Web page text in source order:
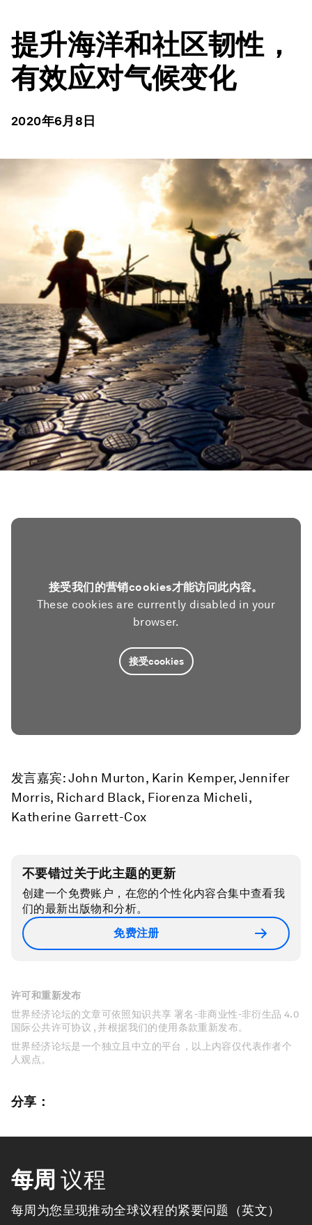
提升海洋和社区韧性，
有效应对气候变化
2020年6月8日
接受我们的营销cookies才能访问此内容。
These cookies are currently disabled in your
browser.
接受cookies
发言嘉宾: John Murton, Karin Kemper, Jennifer
Morris, Richard Black, Fiorenza Micheli,
Katherine Garrett-Cox
不要错过关于此主题的更新
创建一个免费账户，在您的个性化内容合集中查看我
们的最新出版物和分析。
免费注册
许可和重新发布
世界经济论坛的文章可依照知识共享 署名-非商业性-非衍生品 4.0
国际公共许可协议 , 并根据我们的使用条款重新发布。
世界经济论坛是一个独立且中立的平台，以上内容仅代表作者个
人观点。
分享：
每周 议程
每周为您呈现推动全球议程的紧要问题（英文）